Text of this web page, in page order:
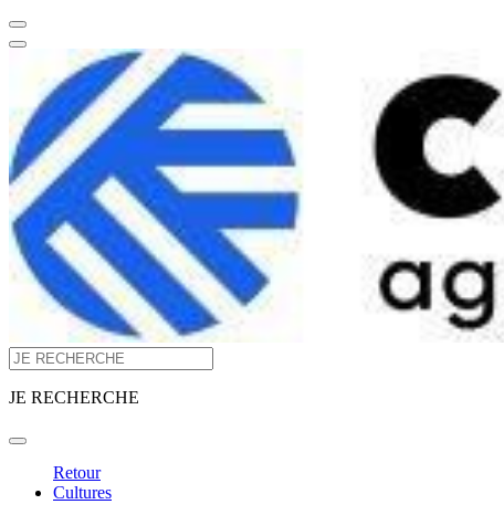
JE RECHERCHE
Retour
Cultures